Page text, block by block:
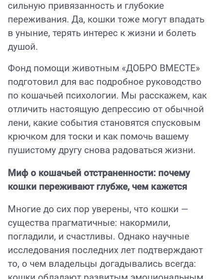
сильную привязанность и глубокие
переживания. Да, кошки тоже могут впадать
в уныние, терять интерес к жизни и болеть
душой.
Фонд помощи животным «ДОБРО ВМЕСТЕ»
подготовил для вас подробное руководство
по кошачьей психологии. Мы расскажем, как
отличить настоящую депрессию от обычной
лени, какие события становятся спусковым
крючком для тоски и как помочь вашему
пушистому другу снова радоваться жизни.
Миф о кошачьей отстраненности: почему
кошки переживают глубже, чем кажется
Многие до сих пор уверены, что кошки —
существа прагматичные: накормили,
погладили, и счастливы. Однако научные
исследования последних лет подтверждают
то, о чем владельцы догадывались всегда: